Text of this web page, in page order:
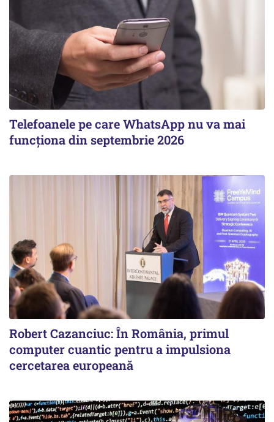
Telefoanele pe care WhatsApp nu va mai
funcționa din septembrie 2026
Robert Cazanciuc: În România, primul
computer cuantic pentru a impulsiona
cercetarea europeană